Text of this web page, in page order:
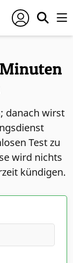
danach wirst
Test zu
wird nichts
kündigen.